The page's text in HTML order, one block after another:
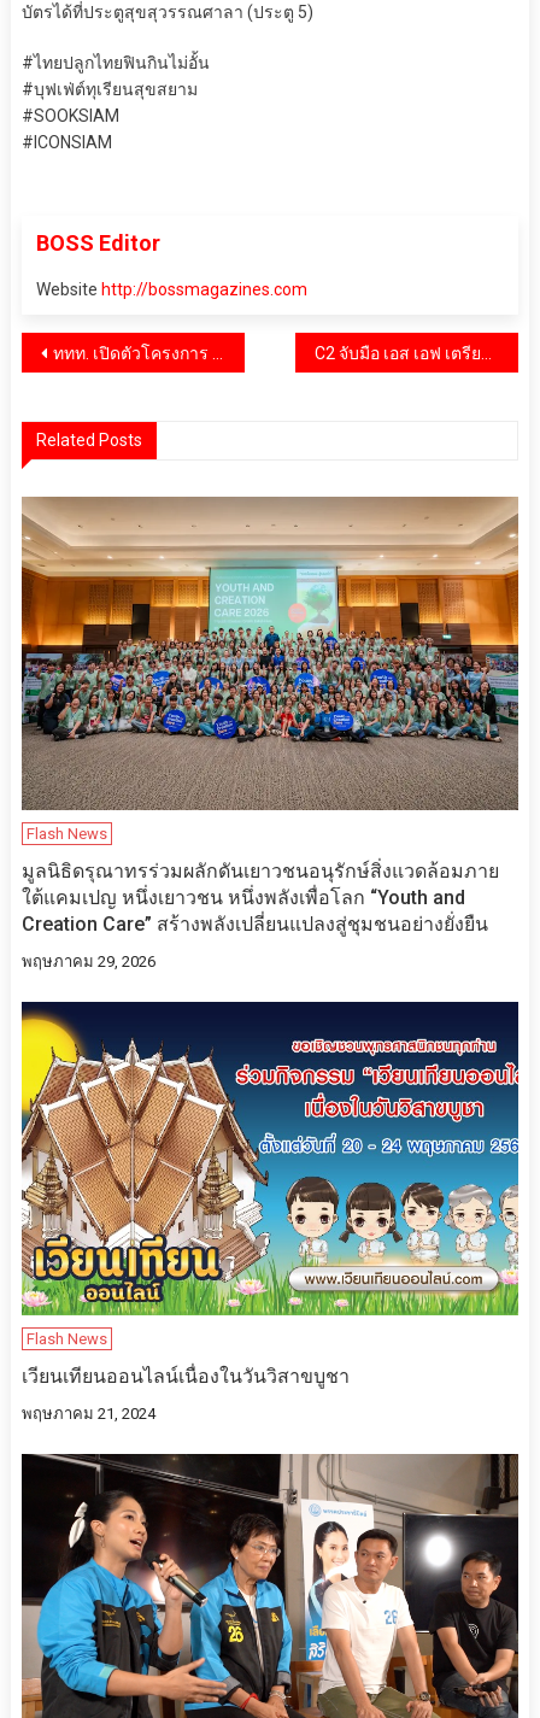
บัตรได้ที่ประตูสุขสุวรรณศาลา (ประตู 5)
#ไทยปลูกไทยฟินกินไม่อั้น
#บุฟเฟ่ต์ทุเรียนสุขสยาม
#SOOKSIAM
#ICONSIAM
BOSS Editor
Website http://bossmagazines.com
แนะแนว
ททท. เปิดตัวโครงการ “วิจิตร 5 ภาค” ชวนชมงาน แสง สี เสียง ตระการตา 5 ภูมิภาค
Related Posts
Flash News
มูลนิธิดรุณาทรร่วมผลักดันเยาวชนอนุรักษ์สิ่งแวดล้อมภาย
ใต้แคมเปญ หนึ่งเยาวชน หนึ่งพลังเพื่อโลก “Youth and
Creation Care” สร้างพลังเปลี่ยนแปลงสู่ชุมชนอย่างยั่งยืน
พฤษภาคม 29, 2026
Flash News
เวียนเทียนออนไลน์เนื่องในวันวิสาขบูชา
พฤษภาคม 21, 2024